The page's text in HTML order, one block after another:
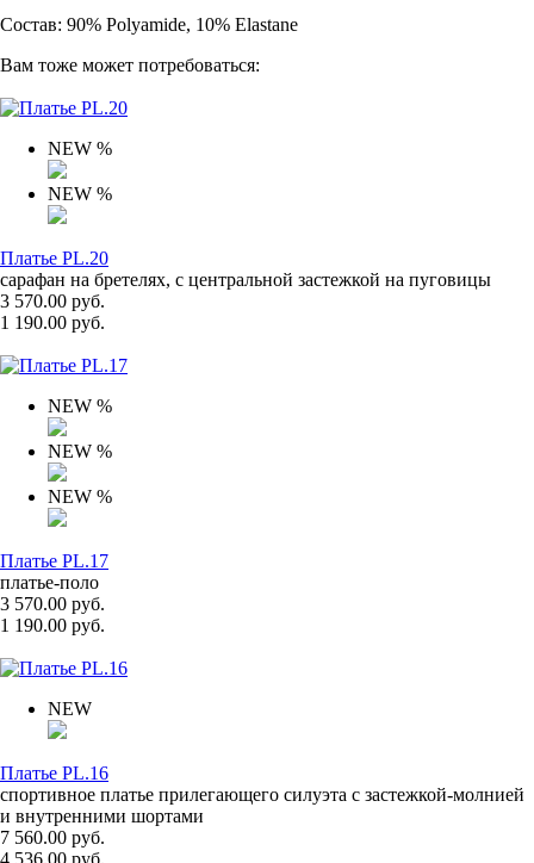
Состав: 90% Polyamide, 10% Elastane
Вам тоже может потребоваться:
NEW %
NEW %
Платье PL.20
сарафан на бретелях, с центральной застежкой на пуговицы
3 570.00 руб.
1 190.00 руб.
NEW %
NEW %
NEW %
Платье PL.17
платье-поло
3 570.00 руб.
1 190.00 руб.
NEW
Платье PL.16
спортивное платье прилегающего силуэта с застежкой-молнией
и внутренними шортами
7 560.00 руб.